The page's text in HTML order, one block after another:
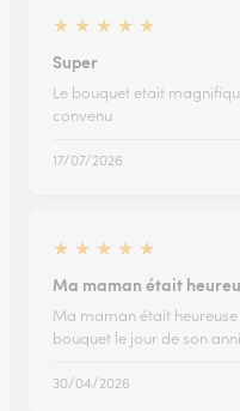
★ ★ ★ ★ ★
Super
Le bouquet etait
convenu
17/07/2026
★ ★ ★ ★ ★
Ma maman était
Ma maman était
bouquet le jour de son
30/04/2026